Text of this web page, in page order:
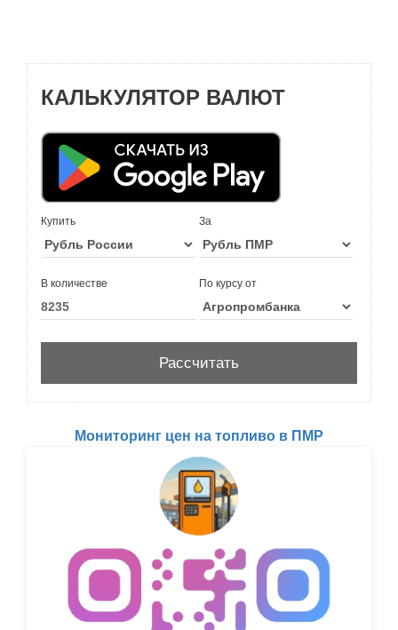
КАЛЬКУЛЯТОР ВАЛЮТ
Купить За
В количестве По курсу от
Мониторинг цен на топливо в ПМР